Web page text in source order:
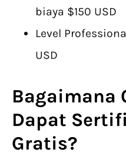
biaya $150 USD
Level
USD
Bagaimana
Dapat
Gratis?